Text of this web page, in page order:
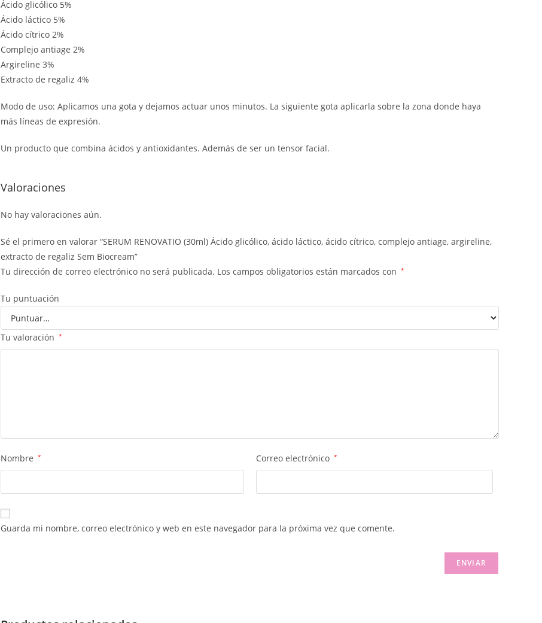
Ácido glicólico 5%
Ácido láctico 5%
Ácido cítrico 2%
Complejo antiage 2%
Argireline 3%
Extracto de regaliz 4%
Modo de uso: Aplicamos una gota y dejamos actuar unos minutos. La siguiente gota aplicarla sobre la zona donde haya
más líneas de expresión.
Un producto que combina ácidos y antioxidantes. Además de ser un tensor facial.
Valoraciones
No hay valoraciones aún.
Sé el primero en valorar “SERUM RENOVATIO (30ml) Ácido glicólico, ácido láctico, ácido cítrico, complejo antiage, argireline,
extracto de regaliz Sem Biocream”
Tu dirección de correo electrónico no será publicada. Los campos obligatorios están marcados con *
Tu puntuación
Tu valoración *
Nombre * Correo electrónico *
Guarda mi nombre, correo electrónico y web en este navegador para la próxima vez que comente.